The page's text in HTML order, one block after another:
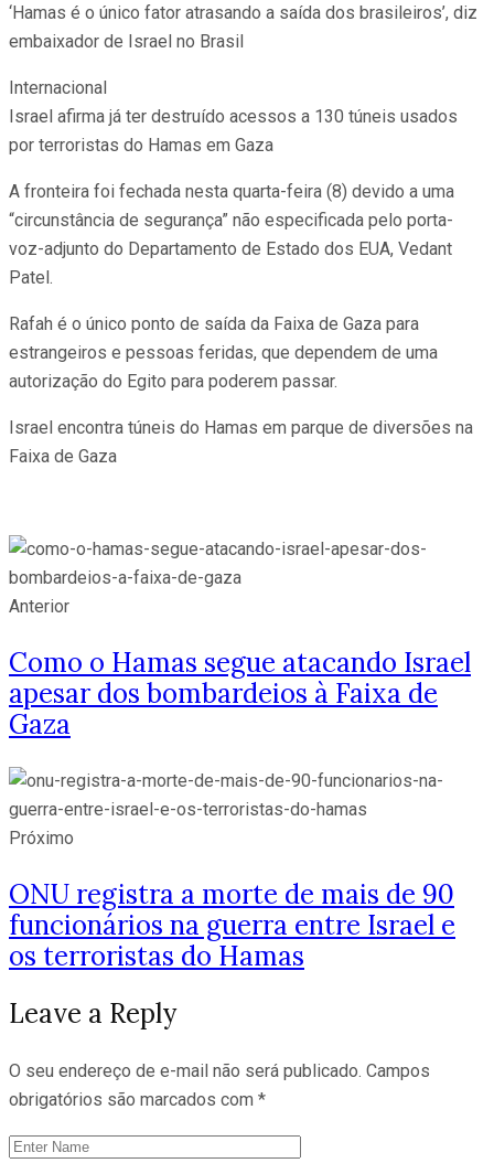
‘Hamas é o único fator atrasando a saída dos brasileiros’, diz
embaixador de Israel no Brasil
Internacional
Israel afirma já ter destruído acessos a 130 túneis usados
por terroristas do Hamas em Gaza
A fronteira foi fechada nesta quarta-feira (8) devido a uma
“circunstância de segurança” não especificada pelo porta-
voz-adjunto do Departamento de Estado dos EUA, Vedant
Patel.
Rafah é o único ponto de saída da Faixa de Gaza para
estrangeiros e pessoas feridas, que dependem de uma
autorização do Egito para poderem passar.
Israel encontra túneis do Hamas em parque de diversões na
Faixa de Gaza
Anterior
Como o Hamas segue atacando Israel
apesar dos bombardeios à Faixa de
Gaza
Próximo
ONU registra a morte de mais de 90
funcionários na guerra entre Israel e
os terroristas do Hamas
Leave a Reply
O seu endereço de e-mail não será publicado. Campos
obrigatórios são marcados com *